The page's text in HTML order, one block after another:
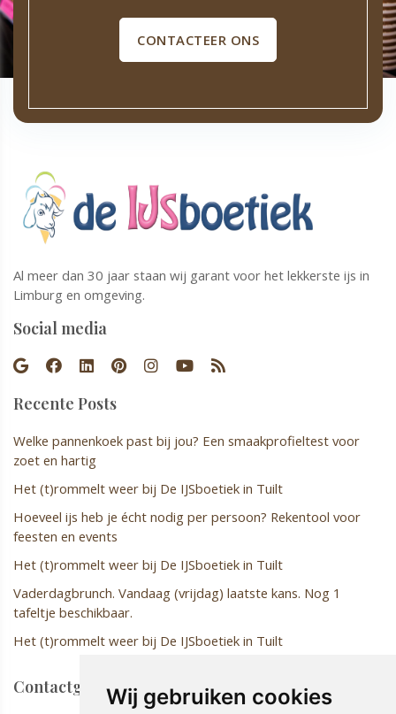
Wij gebruiken cookies
CONTACTEER ONS
Al meer dan 30 jaar staan wij garant voor het lekkerste ijs in
Limburg en omgeving.
Social media
Recente Posts
Welke pannenkoek past bij jou? Een smaakprofieltest voor
zoet en hartig
Het (t)rommelt weer bij De IJSboetiek in Tuilt
Hoeveel ijs heb je écht nodig per persoon? Rekentool voor
feesten en events
Het (t)rommelt weer bij De IJSboetiek in Tuilt
Vaderdagbrunch. Vandaag (vrijdag) laatste kans. Nog 1
tafeltje beschikbaar.
Het (t)rommelt weer bij De IJSboetiek in Tuilt
Contactgegevens